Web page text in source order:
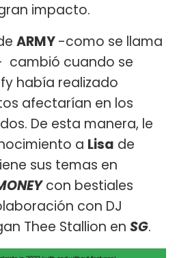
impacto.
ARMY-como se llama
cambió cuando se
había realizado
afectarían en los
De esta manera, le
a Lisa de
sus temas en
con bestiales
con DJ
Thee Stallion en SG.